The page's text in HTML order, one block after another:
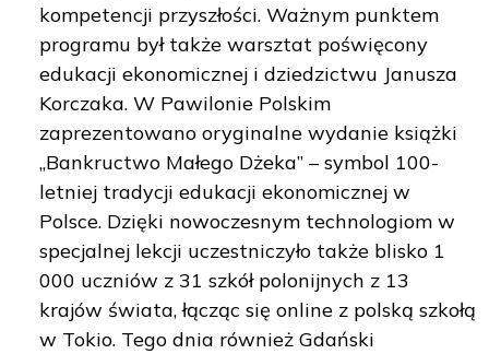
kompetencji przyszłości. Ważnym punktem
programu był także warsztat poświęcony
edukacji ekonomicznej i dziedzictwu Janusza
Korczaka. W Pawilonie Polskim
zaprezentowano oryginalne wydanie książki
„Bankructwo Małego Dżeka” – symbol 100-
letniej tradycji edukacji ekonomicznej w
Polsce. Dzięki nowoczesnym technologiom w
specjalnej lekcji uczestniczyło także blisko 1
000 uczniów z 31 szkół polonijnych z 13
krajów świata, łącząc się online z polską szkołą
w Tokio. Tego dnia również Gdański